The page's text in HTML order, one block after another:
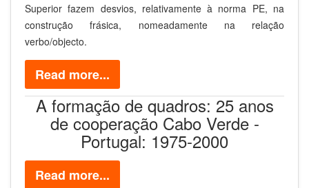
Superior fazem desvios, relativamente à norma PE, na
construção frásica, nomeadamente na relação
verbo/objecto.
Read more...
A formação de quadros: 25 anos
de cooperação Cabo Verde -
Portugal: 1975-2000
Read more...